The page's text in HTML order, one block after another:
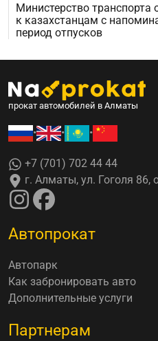
Министерство транспорта
к казахстанцам с
период отпусков
прокат автомобилей в Алматы
• • •
+7 (701) 702 44 44
г. Алматы, ул. Гоголя
Автопрокат
Автопарк
Как забронировать авто
Дополнительные услуги
Партнерам